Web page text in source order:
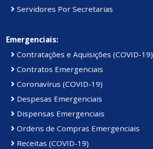
Servidores Por Secretarias
Emergenciais:
Contratações e Aquisições (COVID-19)
Contratos Emergenciais
Coronavírus (COVID-19)
Despesas Emergenciais
Dispensas Emergenciais
Ordens de Compras Emergenciais
Receitas (COVID-19)